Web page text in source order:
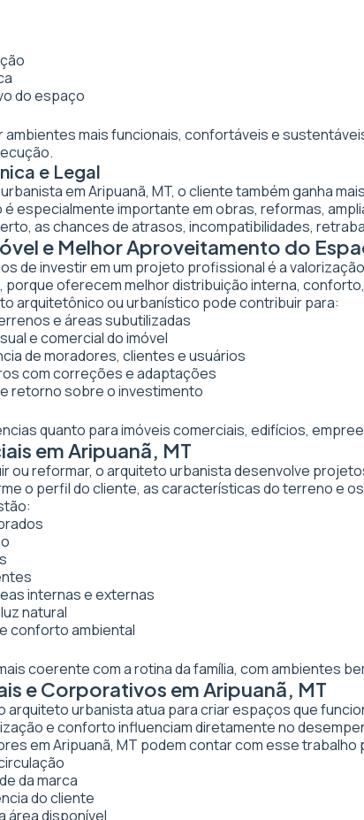
do espaço
ambientes mais funcionais, confortáveis e
e Legal
em Aripuanã, MT, o cliente também ganha
é especialmente importante em obras, reformas,
as chances de atrasos, incompatibilidades,
e Melhor Aproveitamento do
de investir em um projeto profissional é a
porque oferecem melhor distribuição interna,
arquitetônico ou urbanístico pode contribuir para:
e áreas subutilizadas
e comercial do imóvel
de moradores, clientes e usuários
com correções e adaptações
retorno sobre o investimento
quanto para imóveis comerciais, edifícios,
em Aripuanã, MT
ou reformar, o arquiteto urbanista desenvolve
o perfil do cliente, as características do terreno e
internas e externas
natural
conforto ambiental
coerente com a rotina da família, com ambientes
e Corporativos em Aripuanã, MT
urbanista atua para criar espaços que
e conforto influenciam diretamente no
em Aripuanã, MT podem contar com esse
da marca
do cliente
área disponível